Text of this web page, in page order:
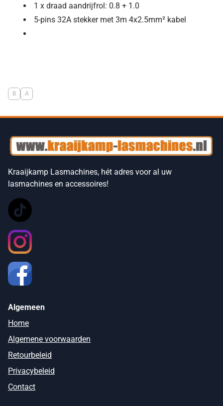
1 x draad aandrijfrol: 0.8 + 1.0
5-pins 32A stekker met 3m 4x2.5mm² kabel
B A
Kraaijkamp Lasmachines, hét adres voor al uw
lasmachines en accessoires!
Algemeen
Home
Algemene voorwaarden
Retourbeleid
Privacybeleid
Contact